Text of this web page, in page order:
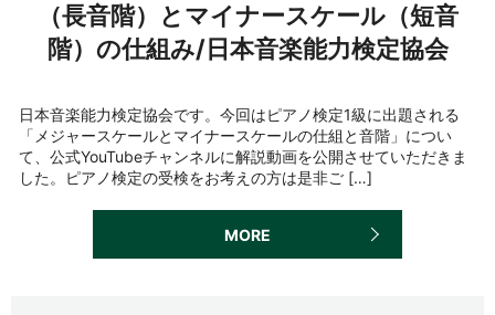
（長音階）とマイナースケール（短音
階）の仕組み/日本音楽能力検定協会
日本音楽能力検定協会です。今回はピアノ検定1級に出題される
「メジャースケールとマイナースケールの仕組と音階」につい
て、公式YouTubeチャンネルに解説動画を公開させていただきま
した。ピアノ検定の受検をお考えの方は是非ご […]
MORE